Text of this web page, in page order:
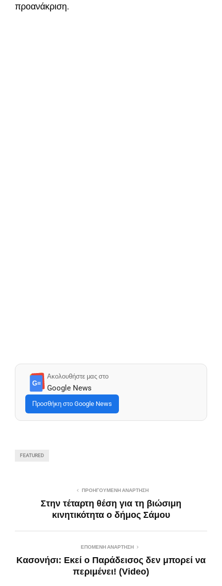
προανάκριση.
G≡
Ακολουθήστε μας στο
Google News
Προσθήκη στο Google News
FEATURED
ΠΡΟΗΓΟΎΜΕΝΗ ΑΝΆΡΤΗΣΗ
Στην τέταρτη θέση για τη βιώσιμη
κινητικότητα o δήμος Σάμου
ΕΠΌΜΕΝΗ ΑΝΆΡΤΗΣΗ
Κασονήσι: Εκεί ο Παράδεισος δεν μπορεί να
περιμένει! (Video)